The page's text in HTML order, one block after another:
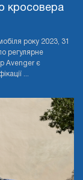
кросовера
року 2023, 31
регулярне
Avenger є
...